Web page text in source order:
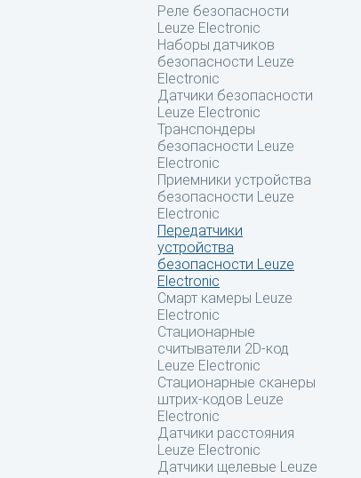
Реле безопасности
Leuze Electronic
Наборы датчиков
безопасности Leuze
Electronic
Датчики безопасности
Leuze Electronic
Транспондеры
безопасности Leuze
Electronic
Приемники устройства
безопасности Leuze
Electronic
Передатчики
устройства
безопасности Leuze
Electronic
Смарт камеры Leuze
Electronic
Стационарные
считыватели 2D-код
Leuze Electronic
Стационарные сканеры
штрих-кодов Leuze
Electronic
Датчики расстояния
Leuze Electronic
Датчики щелевые Leuze